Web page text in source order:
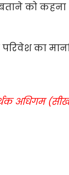
बताने को कहना
का
अधिगम